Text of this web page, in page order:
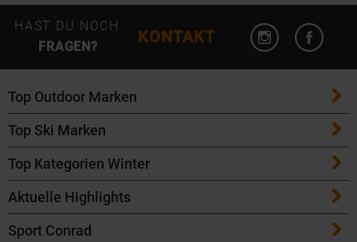
HAST DU NOCH
FRAGEN?
KONTAKT
Instagram
Top Outdoor Marken
Patagonia
Maloja
Salomon
Icebreaker
Top Ski Marken
ATK Bindungen
K2 Ski
Völkl Ski
Top Kategorien Winter
Ski
Skitouren Ski
Aktuelle Highlights
Maloja Fahrradbekleidung
Sport Conrad